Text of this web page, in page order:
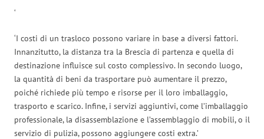
‘
‘I costi di un trasloco possono variare in base a diversi fattori.
Innanzitutto, la distanza tra la Brescia di partenza e quella di
destinazione influisce sul costo complessivo. In secondo luogo,
la quantità di beni da trasportare può aumentare il prezzo,
poiché richiede più tempo e risorse per il loro imballaggio,
trasporto e scarico. Infine, i servizi aggiuntivi, come l’imballaggio
professionale, la disassemblazione e l’assemblaggio di mobili, o il
servizio di pulizia, possono aggiungere costi extra.’